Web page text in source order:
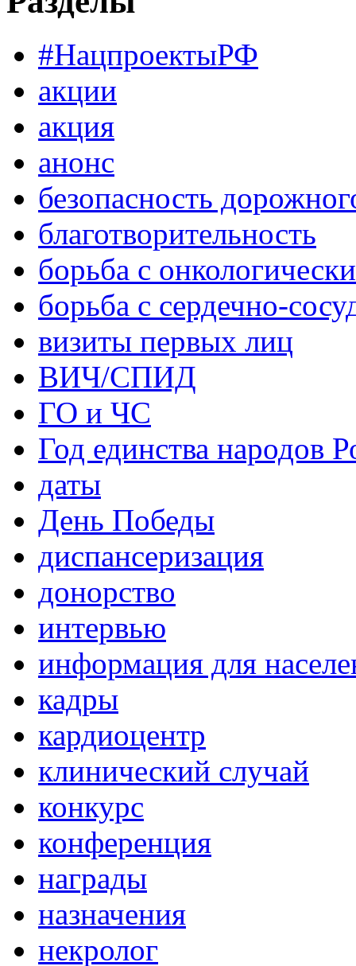
#НацпроектыРФ
акции
акция
анонс
безопасность
благотворительность
борьба с
борьба с сердечно-
визиты первых лиц
ВИЧ/СПИД
ГО и ЧС
Год единства народов
даты
День Победы
диспансеризация
донорство
интервью
информация для
кадры
кардиоцентр
клинический случай
конкурс
конференция
награды
назначения
некролог